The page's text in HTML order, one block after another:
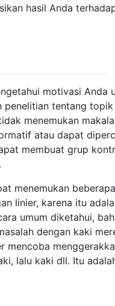
hasil Anda
motivasi Anda
penelitian tentang
menemukan
atau dapat
membuat grup
menemukan
linier, karena itu
umum diketahui,
dengan kaki
mencoba
lalu kaki dll. Itu